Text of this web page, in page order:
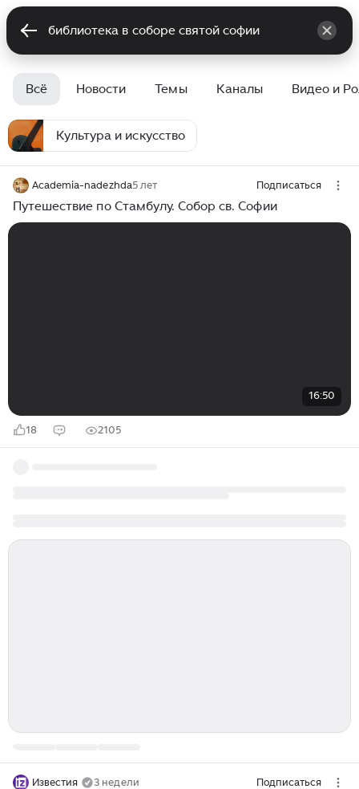
Всё Новости Темы Каналы Видео и
Культура и искусство
Academia-nadezhda5 лет Подписаться
Путешествие по Стамбулу. Собор св. Софии
16:50
18 2105
Известия 3 недели Подписаться